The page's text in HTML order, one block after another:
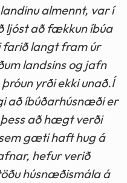
almennt, var í
ljóst að fækkun íbúa
langt fram úr
landsins og jafn
yrði ekki unað.Í
að íbúðarhúsnæði er
að hægt verði
gæti haft hug á
hefur verið
húsnæðismála á